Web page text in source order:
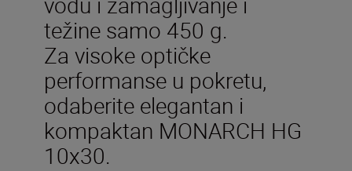
težine samo 450 g.
Za visoke optičke
performanse u pokretu,
odaberite elegantan i
kompaktan MONARCH HG
10x30.